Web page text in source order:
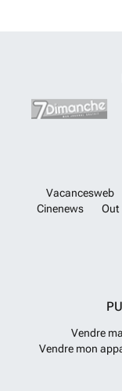
ou de vacances.
moderne dans un
complémentaire ou
prendre contact avec
exclusive et
Vacancesweb
Cinenews
Out
Vendre
Vendre mon